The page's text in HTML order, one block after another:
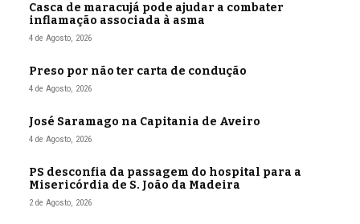
Casca de maracujá pode ajudar a combater
inflamação associada à asma
4 de Agosto, 2026
Preso por não ter carta de condução
4 de Agosto, 2026
José Saramago na Capitania de Aveiro
4 de Agosto, 2026
PS desconfia da passagem do hospital para a
Misericórdia de S. João da Madeira
2 de Agosto, 2026